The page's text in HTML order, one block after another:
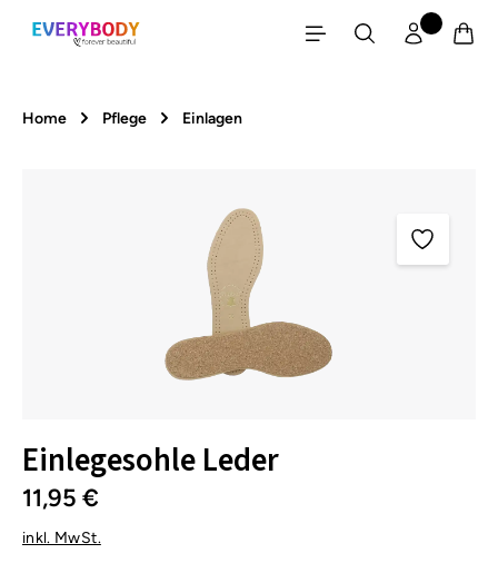
Zum Hauptinhalt springen
Home Pflege Einlagen
Einlegesohle Leder
11,95 €
inkl. MwSt.